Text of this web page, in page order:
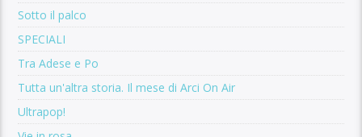
Sotto il palco
SPECIALI
Tra Adese e Po
Tutta un'altra storia. Il mese di Arci On Air
Ultrapop!